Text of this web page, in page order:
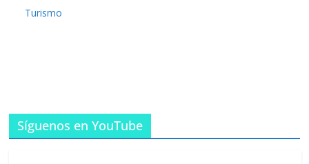
Turismo
Síguenos en YouTube